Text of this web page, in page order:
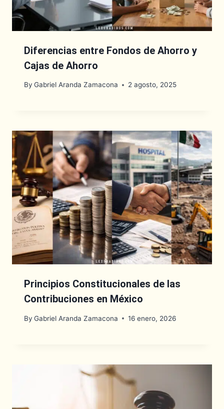
Diferencias entre Fondos de Ahorro y
Cajas de Ahorro
By Gabriel Aranda Zamacona 2 agosto, 2025
Principios Constitucionales de las
Contribuciones en México
By Gabriel Aranda Zamacona 16 enero, 2026